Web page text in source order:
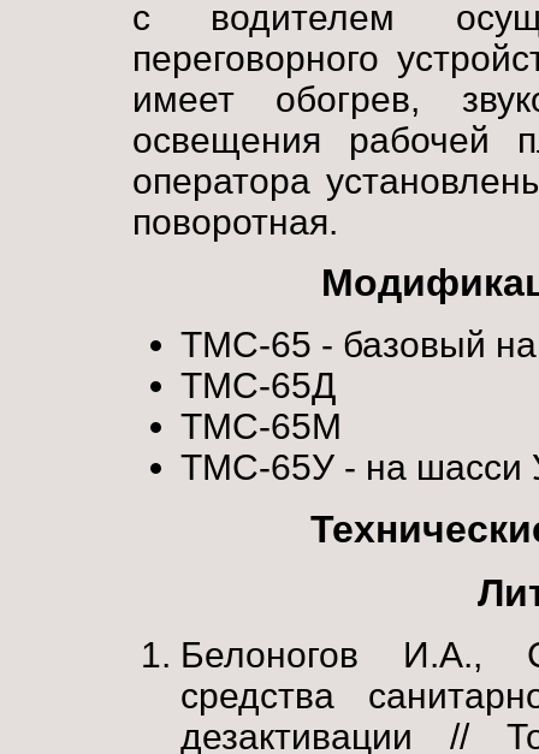
с водителем
переговорного
имеет обогрев,
освещения рабочей
оператора
поворотная.
ТМС-65 - базовый
ТМС-65Д
ТМС-65М
ТМС-65У - на шасси
Белоногов И.А.,
средства
дезактивации //